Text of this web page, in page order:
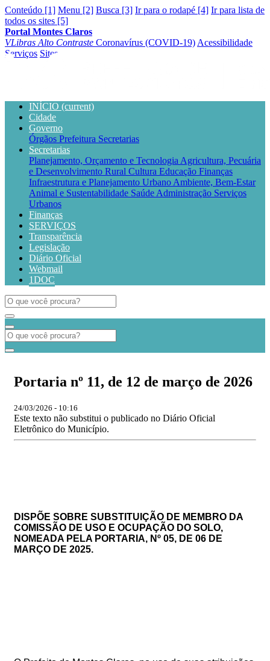
Conteúdo [1] Menu [2] Busca [3] Ir para o rodapé [4] Ir para lista de
todos os sites [5]
Portal Montes Claros
VLibras Alto Contraste Coronavírus (COVID-19) Acessibilidade
Serviços Sites
INÍCIO (current)
Cidade
Governo
Órgãos Prefeitura Secretarias
Secretarias
Planejamento, Orçamento e Tecnologia Agricultura, Pecuária
e Desenvolvimento Rural Cultura Educação Finanças
Infraestrutura e Planejamento Urbano Ambiente, Bem-Estar
Animal e Sustentabilidade Saúde Administração Serviços
Urbanos
Finanças
SERVIÇOS
Transparência
Legislação
Diário Oficial
Webmail
1DOC
Portaria nº 11, de 12 de março de 2026
24/03/2026 - 10:16
Este texto não substitui o publicado no Diário Oficial
Eletrônico do Município.
DISPÕE SOBRE SUBSTITUIÇÃO DE MEMBRO DA
COMISSÃO DE USO E OCUPAÇÃO DO SOLO,
NOMEADA PELA PORTARIA, Nº 05, DE 06 DE
MARÇO DE 2025.